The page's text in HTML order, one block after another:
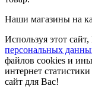
Наши магазины на
Используя этот
персональных
файлов cookies и
интернет
сайт для Вас!